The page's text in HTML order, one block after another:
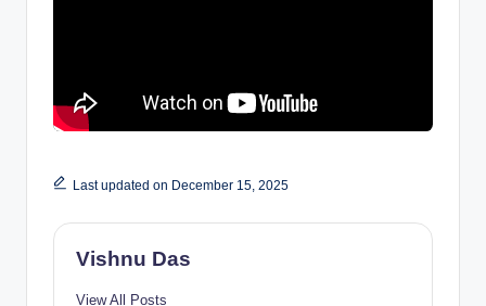
Last updated on December 15, 2025
Vishnu Das
View All Posts